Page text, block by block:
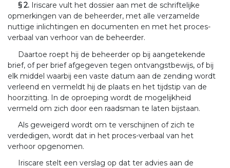
§ 2. Iriscare vult het dossier aan met de schriftelijke
opmerkingen van de beheerder, met alle verzamelde
nuttige inlichtingen en documenten en met het proces-
verbaal van verhoor van de beheerder.
Daartoe roept hij de beheerder op bij aangetekende
brief, of per brief afgegeven tegen ontvangstbewijs, of bij
elk middel waarbij een vaste datum aan de zending wordt
verleend en vermeldt hij de plaats en het tijdstip van de
hoorzitting. In de oproeping wordt de mogelijkheid
vermeld om zich door een raadsman te laten bijstaan.
Als geweigerd wordt om te verschijnen of zich te
verdedigen, wordt dat in het proces-verbaal van het
verhoor opgenomen.
Iriscare stelt een verslag op dat ter advies aan de